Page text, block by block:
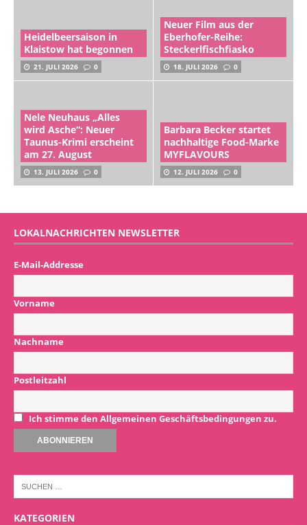
Heidelbeersaison in
Klaistow hat begonnen
21. JULI 2026 0
Neuer Film aus der
Eberhofer-Reihe:
Steckerlfischfiasko
18. JULI 2026 0
Nele Neuhaus „Alles
wird Asche“: Neuer
Taunus-Krimi erscheint
am 27. August
13. JULI 2026 0
Barbara Becker startet
nachhaltige Food-Marke
MYFLAVOURS
12. JULI 2026 0
LOKALNACHRICHTEN NEWSLETTER
E-Mail-Addresse
Vorname
Nachname
Postleitzahl
Ich stimme den Allgemeinen Geschäftsbedingungen zu.
KATEGORIEN